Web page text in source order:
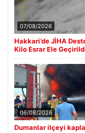
07/08/2026
Hakkari’de JİHA
Kilo Esrar Ele
06/08/2026
Dumanlar ilçeyi